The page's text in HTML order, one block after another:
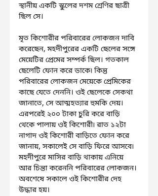
স্থানীয় একটি স্কুলের দশম শ্রেণির ছাত্রী
ছিল সে।
মৃত কিশোরীর পরিবারের লোকজন দাবি
করেছেন, মহদীপুরের একটি ছেলের সঙ্গে
মেয়েটির প্রেমের সম্পর্ক ছিল। গতকাল
ছেলেটি ফোন করে ডাকে৷ কিন্তু
পরিবারের লোকজন মেয়েকে প্রেমিকের
কাছে যেতে দেননি। ওই ছেলেকে সেকথা
জানাতে, সে আত্মহত্যার হুমকি দেয়।
এরপরেই ২০০ টাকা চুরি করে বাড়ি
থেকে পালায় ওই কিশোরী৷ রাত ১২টা
নাগাদ ওই কিশোরী বাড়িতে ফোন করে
জানায়, সকালেই সে বাড়ি ফিরে আসবে৷
মহদীপুরে মাসির বাড়ি থাকায় এনিয়ে
আর চিন্তা করেননি পরিবারের লোকজন।
অবশেষে সকালে ওই কিশোরীর দেহ
উদ্ধার হয়।